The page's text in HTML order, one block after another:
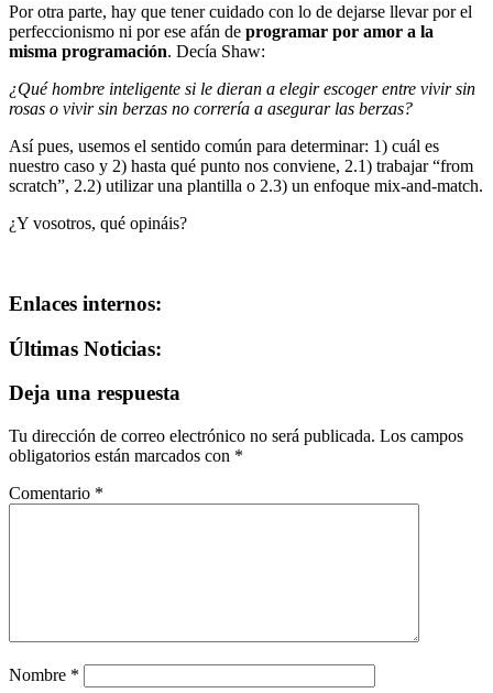
Por otra parte, hay que tener cuidado con lo de dejarse llevar por el
perfeccionismo ni por ese afán de programar por amor a la
misma programación. Decía Shaw:
¿Qué hombre inteligente si le dieran a elegir escoger entre vivir sin
rosas o vivir sin berzas no correría a asegurar las berzas?
Así pues, usemos el sentido común para determinar: 1) cuál es
nuestro caso y 2) hasta qué punto nos conviene, 2.1) trabajar “from
scratch”, 2.2) utilizar una plantilla o 2.3) un enfoque mix-and-match.
¿Y vosotros, qué opináis?
Enlaces internos:
Últimas Noticias:
Deja una respuesta
Tu dirección de correo electrónico no será publicada. Los campos
obligatorios están marcados con *
Comentario *
Nombre *